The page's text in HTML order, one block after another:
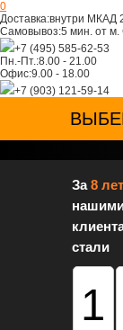
0
Доставка:внутри МКАД
Самовывоз:5 мин. от м.
+7 (495) 585-62-53
Пн.-Пт.:8.00 - 21.00
Офис:9.00 - 18.00
+7 (903) 121-59-14
За8 лет
стали